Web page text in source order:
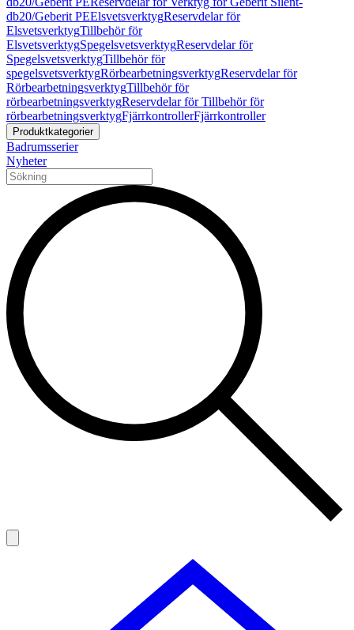
db20/Geberit PEElsvetsverktygReservdelar för
ElsvetsverktygTillbehör för
ElsvetsverktygSpegelsvetsverktygReservdelar för
SpegelsvetsverktygTillbehör för
spegelsvetsverktygRörbearbetningsverktygReservdelar för
RörbearbetningsverktygTillbehör för
rörbearbetningsverktygReservdelar för Tillbehör för
rörbearbetningsverktygFjärrkontrollerFjärrkontroller
Produktkategorier
Badrumsserier
Nyheter